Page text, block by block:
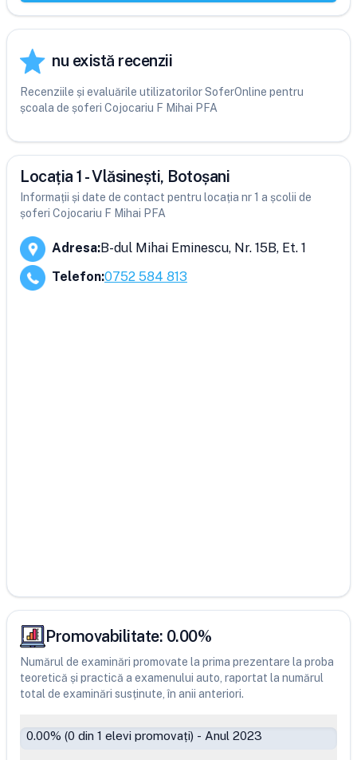
nu există recenzii
Recenziile și evaluările utilizatorilor SoferOnline pentru
școala de șoferi Cojocariu F Mihai PFA
Locația 1 - Vlăsinești, Botoșani
Informații și date de contact pentru locația nr 1 a școlii de
șoferi Cojocariu F Mihai PFA
Adresa:B-dul Mihai Eminescu, Nr. 15B, Et. 1
Telefon:0752 584 813
Promovabilitate: 0.00%
Numărul de examinări promovate la prima prezentare la proba
teoretică și practică a examenului auto, raportat la numărul
total de examinări susținute, în anii anteriori.
0.00% (0 din 1 elevi promovați) - Anul 2023